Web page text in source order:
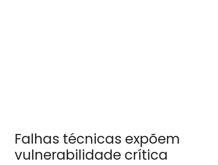
Falhas técnicas expõem
vulnerabilidade crítica